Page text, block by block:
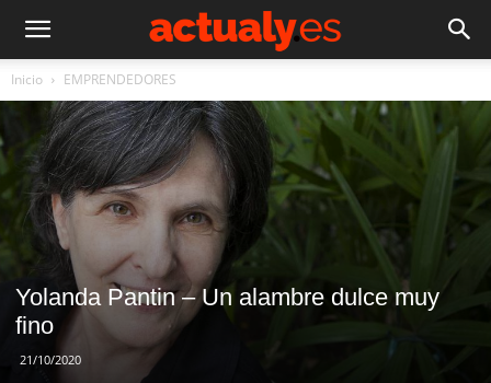
Inicio EMPRENDEDORES
Yolanda Pantin – Un alambre dulce muy
fino
21/10/2020